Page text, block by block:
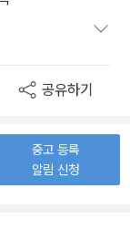
공유하기
중고 등록
알림 신청